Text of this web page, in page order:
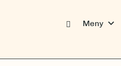
Meny expand_more